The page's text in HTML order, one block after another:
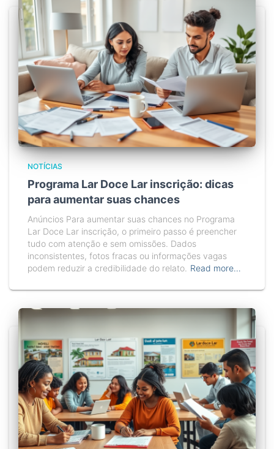
NOTÍCIAS
Programa Lar Doce Lar inscrição: dicas
para aumentar suas chances
Anúncios Para aumentar suas chances no Programa
Lar Doce Lar inscrição, o primeiro passo é preencher
tudo com atenção e sem omissões. Dados
inconsistentes, fotos fracas ou informações vagas
podem reduzir a credibilidade do relato. Read more…